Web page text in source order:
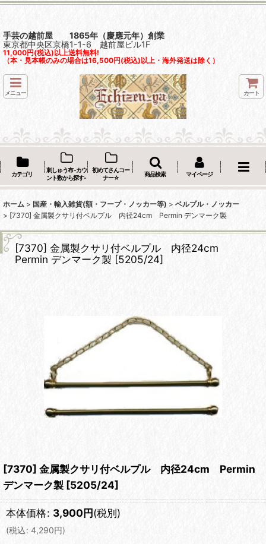
手芸の越前屋 1865年（慶應元年）創業
東京都中央区京橋1-1-6 越前屋ビル1F
11,000円(税込)以上送料無料!
（本・見本帳のみの場合は16,500円(税込)以上・海外発送は除く）
メニュー カート
カテゴリ
刺しゅう布 -カウ
ント数から探す-
初めてさんコー
ナー☆
商品検索 マイページ
ホーム > 国産・輸入雑貨(額・フープ・ノッカー等) > ベルプル・ノッカー
> [7370] 金属製クサリ付ベルプル 内径24cm Permin デンマーク製
[7370] 金属製クサリ付ベルプル 内径24cm
Permin デンマーク製 [5205/24]
[7370] 金属製クサリ付ベルプル 内径24cm Permin
デンマーク製 [5205/24]
本体価格: 3,900円(税別)
(税込: 4,290円)